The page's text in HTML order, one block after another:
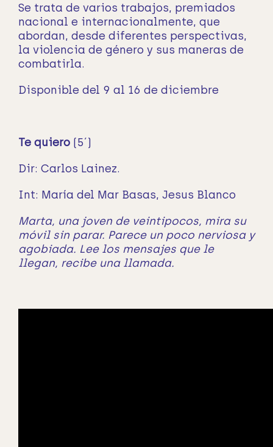
Se trata de varios trabajos, premiados
nacional e internacionalmente, que
abordan, desde diferentes perspectivas,
la violencia de género y sus maneras de
combatirla.
Disponible del 9 al 16 de diciembre
Te quiero (5´)
Dir: Carlos Lainez.
Int: María del Mar Basas, Jesus Blanco
Marta, una joven de veintipocos, mira su
móvil sin parar. Parece un poco nerviosa y
agobiada. Lee los mensajes que le
llegan, recibe una llamada.